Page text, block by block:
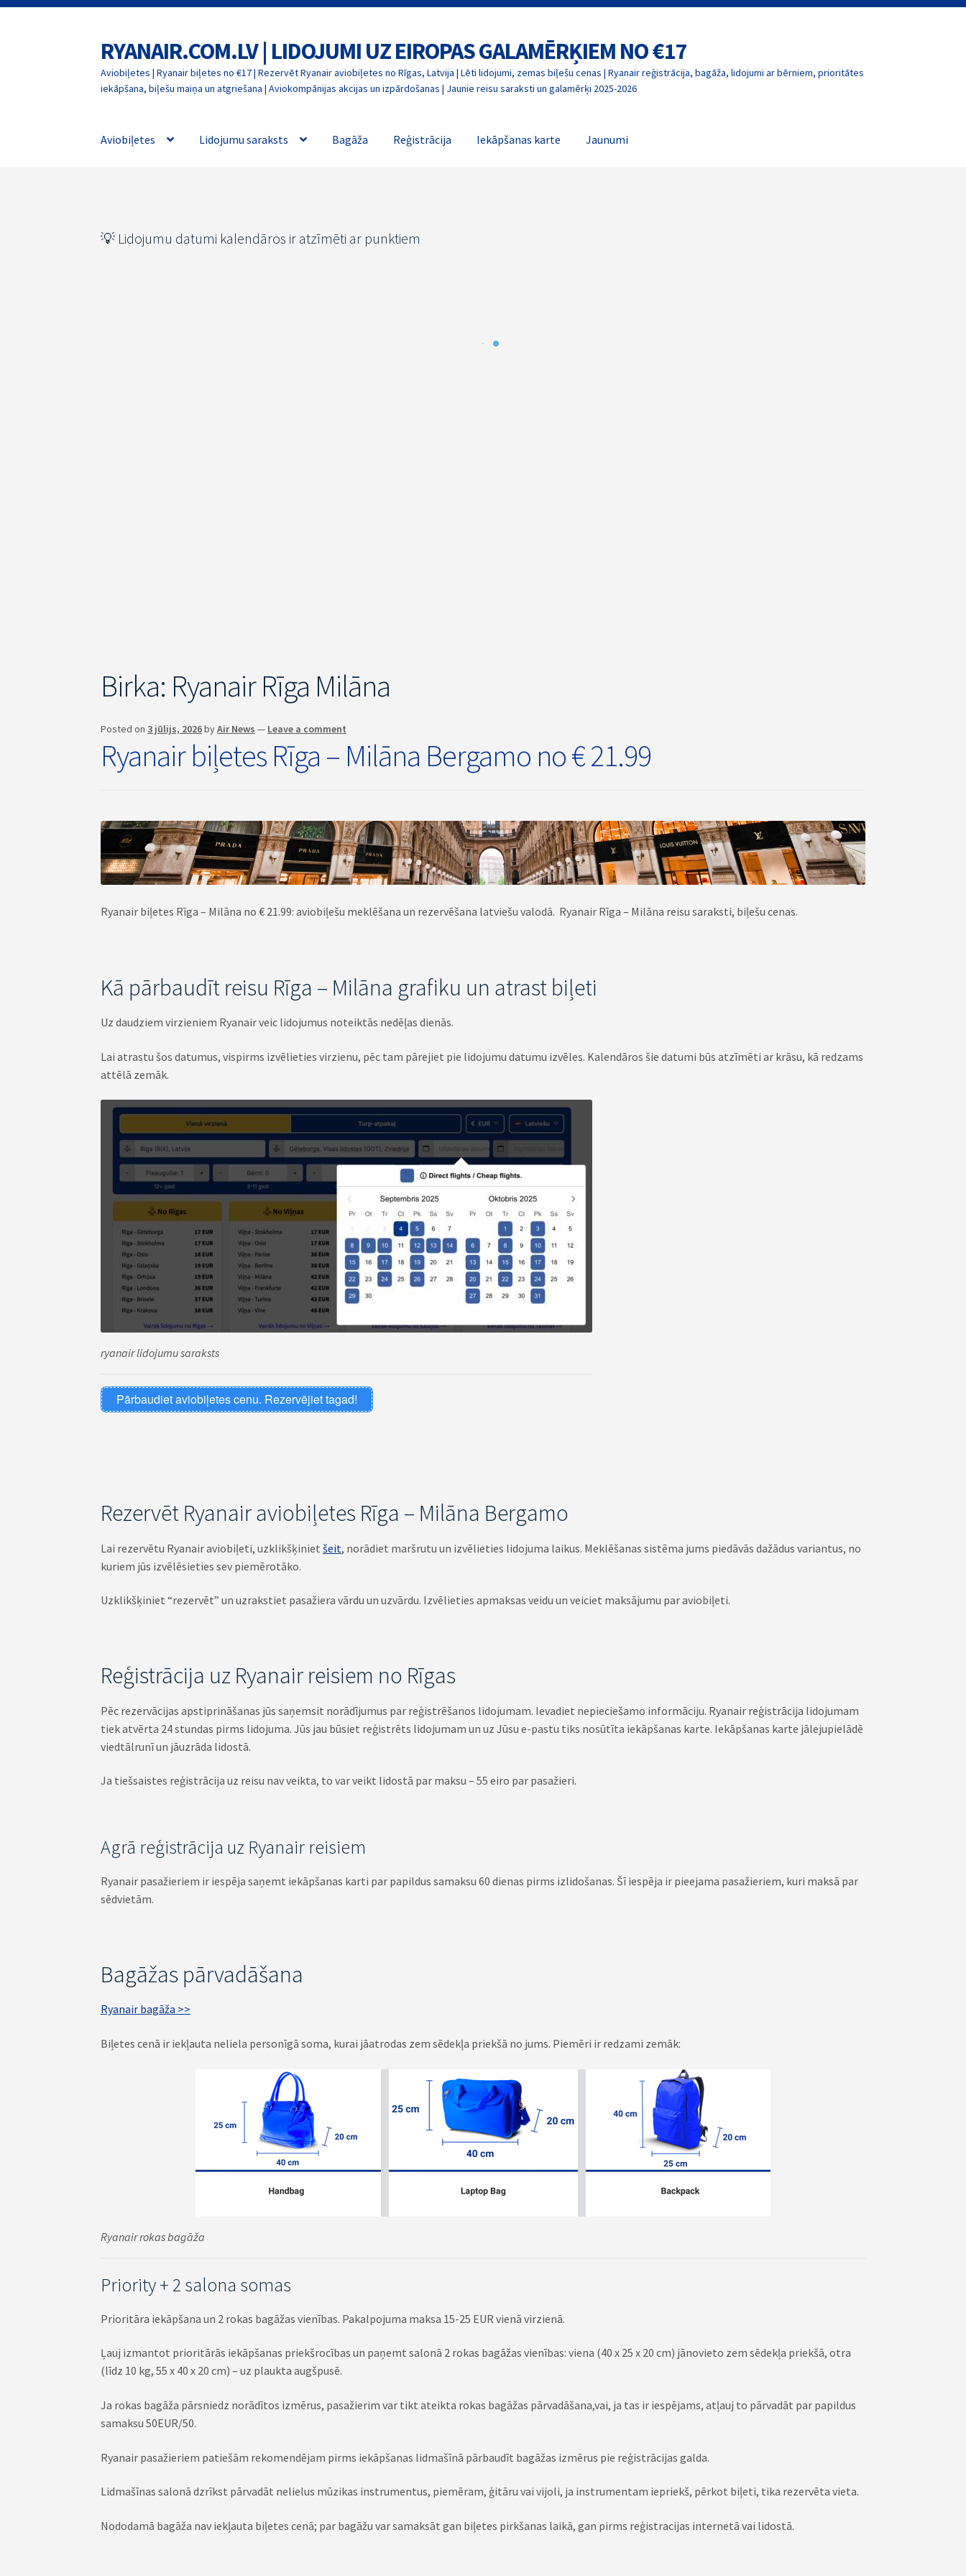
Skip
to
navigation
Skip
to
content
RYANAIR.COM.LV | LIDOJUMI UZ EIROPAS GALAMĒRĶIEM NO €17
Aviobiļetes | Ryanair biļetes no €17 | Rezervēt Ryanair aviobiļetes no Rīgas, Latvija | Lēti lidojumi, zemas biļešu cenas | Ryanair reģistrācija, bagāža, lidojumi ar bērniem, prioritātes
iekāpšana, biļešu maiņa un atgriešana | Aviokompānijas akcijas un izpārdošanas | Jaunie reisu saraksti un galamērķi 2025-2026
Aviobiļetes Lidojumu saraksts Bagāža Reģistrācija Iekāpšanas karte Jaunumi
💡 Lidojumu datumi kalendāros ir atzīmēti ar punktiem
Birka: Ryanair Rīga Milāna
Posted on3 jūlijs, 2026byAir News — Leave a comment
Ryanair biļetes Rīga – Milāna Bergamo no € 21.99
Ryanair biļetes Rīga – Milāna no € 21.99: aviobiļešu meklēšana un rezervēšana latviešu valodā. Ryanair Rīga – Milāna reisu saraksti, biļešu cenas.
Kā pārbaudīt reisu Rīga – Milāna grafiku un atrast biļeti
Uz daudziem virzieniem Ryanair veic lidojumus noteiktās nedēļas dienās.
Lai atrastu šos datumus, vispirms izvēlieties virzienu, pēc tam pārejiet pie lidojumu datumu izvēles. Kalendāros šie datumi būs atzīmēti ar krāsu, kā redzams
attēlā zemāk.
ryanair lidojumu saraksts
Pārbaudiet aviobiļetes cenu. Rezervējiet tagad!
Rezervēt Ryanair aviobiļetes Rīga – Milāna Bergamo
Lai rezervētu Ryanair aviobiļeti, uzklikšķinietšeit, norādiet maršrutu un izvēlieties lidojuma laikus. Meklēšanas sistēma jums piedāvās dažādus variantus, no
kuriem jūs izvēlēsieties sev piemērotāko.
Uzklikšķiniet “rezervēt” un uzrakstiet pasažiera vārdu un uzvārdu. Izvēlieties apmaksas veidu un veiciet maksājumu par aviobiļeti.
Reģistrācija uz Ryanair reisiem no Rīgas
Pēc rezervācijas apstiprināšanas jūs saņemsit norādījumus par reģistrēšanos lidojumam. Ievadiet nepieciešamo informāciju. Ryanair reģistrācija lidojumam
tiek atvērta 24 stundas pirms lidojuma. Jūs jau būsiet reģistrēts lidojumam un uz Jūsu e-pastu tiks nosūtīta iekāpšanas karte. Iekāpšanas karte jālejupielādē
viedtālrunī un jāuzrāda lidostā.
Ja tiešsaistes reģistrācija uz reisu nav veikta, to var veikt lidostā par maksu – 55 eiro par pasažieri.
Agrā reģistrācija uz Ryanair reisiem
Ryanair pasažieriem ir iespēja saņemt iekāpšanas karti par papildus samaksu 60 dienas pirms izlidošanas. Šī iespēja ir pieejama pasažieriem, kuri maksā par
sēdvietām.
Bagāžas pārvadāšana
Ryanair bagāža >>
Biļetes cenā ir iekļauta neliela personīgā soma, kurai jāatrodas zem sēdekļa priekšā no jums. Piemēri ir redzami zemāk:
Ryanair rokas bagāža
Priority + 2 salona somas
Prioritāra iekāpšana un 2 rokas bagāžas vienības. Pakalpojuma maksa 15-25 EUR vienā virzienā.
Ļauj izmantot prioritārās iekāpšanas priekšrocības un paņemt salonā 2 rokas bagāžas vienības: viena (40 x 25 x 20 cm) jānovieto zem sēdekļa priekšā, otra
(līdz 10 kg, 55 x 40 x 20 cm) – uz plaukta augšpusē.
Ja rokas bagāža pārsniedz norādītos izmērus, pasažierim var tikt ateikta rokas bagāžas pārvadāšana,vai, ja tas ir iespējams, atļauj to pārvadāt par papildus
samaksu 50EUR/50.
Ryanair pasažieriem patiešām rekomendējam pirms iekāpšanas lidmašīnā pārbaudīt bagāžas izmērus pie reģistrācijas galda.
Lidmašīnas salonā dzrīkst pārvadāt nelielus mūzikas instrumentus, piemēram, ģitāru vai vijoli, ja instrumentam iepriekš, pērkot biļeti, tika rezervēta vieta.
Nododamā bagāža nav iekļauta biļetes cenā; par bagāžu var samaksāt gan biļetes pirkšanas laikā, gan pirms reģistracijas internetā vai lidostā.